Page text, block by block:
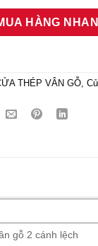
HÀNG
THÉP VÂN GỖ,
gỗ 2 cánh lệch